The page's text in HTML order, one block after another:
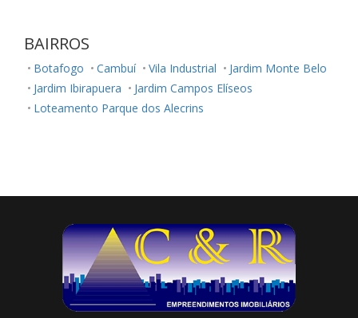
BAIRROS
Botafogo Cambuí Vila Industrial
Jardim Monte Belo
Jardim Ibirapuera
Jardim Campos Elíseos
Loteamento Parque dos Alecrins